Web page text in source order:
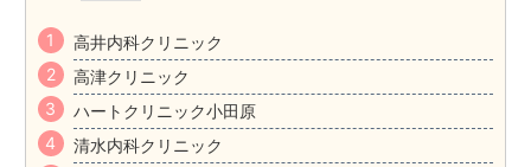
高井内科クリニック
高津クリニック
ハートクリニック小田原
清水内科クリニック